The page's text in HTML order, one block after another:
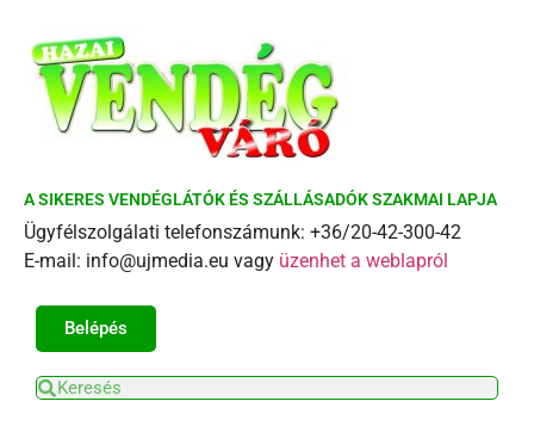
A SIKERES VENDÉGLÁTÓK ÉS SZÁLLÁSADÓK SZAKMAI LAPJA
Ügyfélszolgálati telefonszámunk: +36/20-42-300-42
E-mail: info@ujmedia.eu vagy üzenhet a weblapról
Belépés